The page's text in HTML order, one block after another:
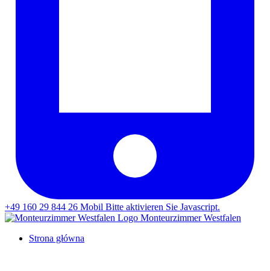
+49 160 29 844 26 Mobil Bitte aktivieren Sie Javascript.
Monteurzimmer Westfalen
Strona główna